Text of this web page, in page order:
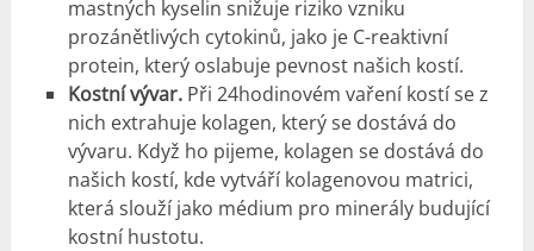
mastných kyselin snižuje riziko vzniku
prozánětlivých cytokinů, jako je C-reaktivní
protein, který oslabuje pevnost našich kostí.
Kostní vývar.Při 24hodinovém vaření kostí se z
nich extrahuje kolagen, který se dostává do
vývaru. Když ho pijeme, kolagen se dostává do
našich kostí, kde vytváří kolagenovou matrici,
která slouží jako médium pro minerály budující
kostní hustotu.